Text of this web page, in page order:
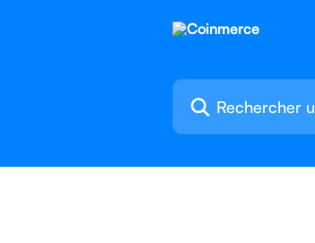
Rechercher un article...